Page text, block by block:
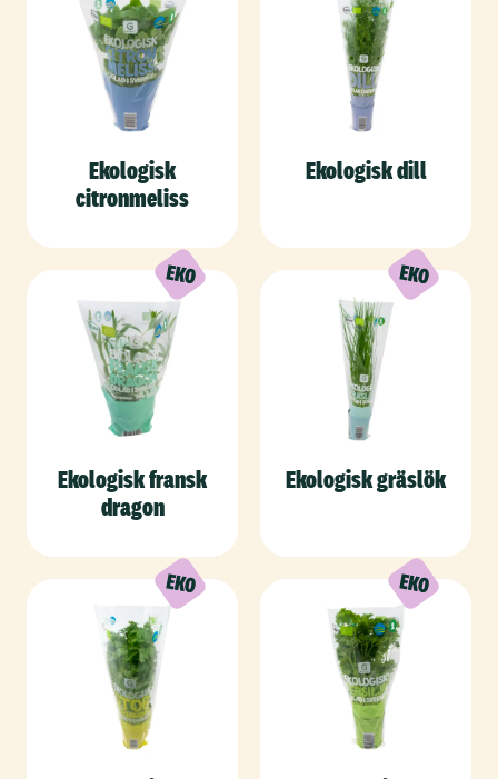
Ekologisk
citronmeliss
Ekologisk dill
Ekologisk fransk
dragon
Ekologisk gräslök